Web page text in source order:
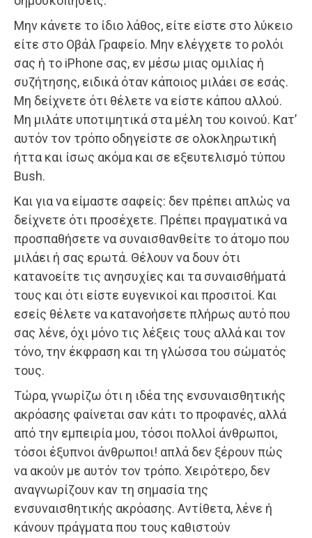
Μην κάνετε το ίδιο λάθος, είτε είστε στο λύκειο
είτε στο Οβάλ Γραφείο. Μην ελέγχετε το ρολόι
σας ή το iPhone σας, εν μέσω μιας ομιλίας ή
συζήτησης, ειδικά όταν κάποιος μιλάει σε εσάς.
Μη δείχνετε ότι θέλετε να είστε κάπου αλλού.
Μη μιλάτε υποτιμητικά στα μέλη του κοινού. Κατ’
αυτόν τον τρόπο οδηγείστε σε ολοκληρωτική
ήττα και ίσως ακόμα και σε εξευτελισμό τύπου
Bush.
Και για να είμαστε σαφείς: δεν πρέπει απλώς να
δείχνετε ότι προσέχετε. Πρέπει πραγματικά να
προσπαθήσετε να συναισθανθείτε το άτομο που
μιλάει ή σας ερωτά. Θέλουν να δουν ότι
κατανοείτε τις ανησυχίες και τα συναισθήματά
τους και ότι είστε ευγενικοί και προσιτοί. Και
εσείς θέλετε να κατανοήσετε πλήρως αυτό που
σας λένε, όχι μόνο τις λέξεις τους αλλά και τον
τόνο, την έκφραση και τη γλώσσα του σώματός
τους.
Τώρα, γνωρίζω ότι η ιδέα της ενσυναισθητικής
ακρόασης φαίνεται σαν κάτι το προφανές, αλλά
από την εμπειρία μου, τόσοι πολλοί άνθρωποι,
τόσοι έξυπνοι άνθρωποι! απλά δεν ξέρουν πώς
να ακούν με αυτόν τον τρόπο. Χειρότερο, δεν
αναγνωρίζουν καν τη σημασία της
ενσυναισθητικής ακρόασης. Αντίθετα, λένε ή
κάνουν πράγματα που τους καθιστούν